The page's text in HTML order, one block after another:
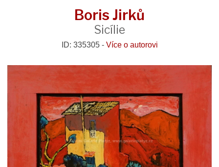
Boris Jirků
Sicílie
ID: 335305 - Více o autorovi